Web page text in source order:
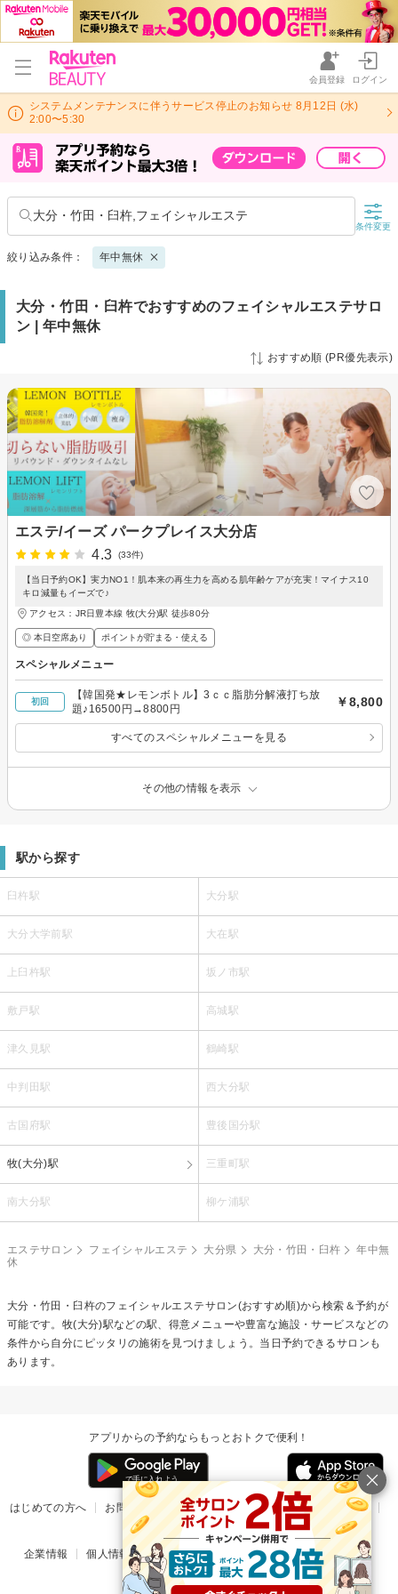
会員登録 ログイン
システムメンテナンスに伴うサービス停止のお知らせ 8月12日 (水)
2:00〜5:30
大分・竹田・臼杵,フェイシャルエステ
条件変更
絞り込み条件： 年中無休
大分・竹田・臼杵でおすすめのフェイシャルエステサロ
ン | 年中無休
おすすめ順 (PR優先表示)
エステ/イーズ パークプレイス大分店
4.3
(33件)
【当日予約OK】実力NO1！肌本来の再生力を高める肌年齢ケアが充実！マイナス10
キロ減量もイーズで♪
アクセス：JR日豊本線 牧(大分)駅 徒歩80分
◎ 本日空席あり ポイントが貯まる・使える
スペシャルメニュー
初回
【韓国発★レモンボトル】3ｃｃ脂肪分解液打ち放
題♪16500円→8800円
￥8,800
すべてのスペシャルメニューを見る
その他の情報を表示
駅から探す
臼杵駅 大分駅
大分大学前駅 大在駅
上臼杵駅 坂ノ市駅
敷戸駅 高城駅
津久見駅 鶴崎駅
中判田駅 西大分駅
古国府駅 豊後国分駅
牧(大分)駅 三重町駅
南大分駅 柳ケ浦駅
エステサロン フェイシャルエステ 大分県 大分・竹田・臼杵
年中無
休
大分・竹田・臼杵のフェイシャルエステサロン(おすすめ順)から検索＆予約が
可能です。牧(大分)駅などの駅、得意メニューや豊富な施設・サービスなどの
条件から自分にピッタリの施術を見つけましょう。当日予約できるサロンも
あります。
アプリからの予約ならもっとおトクで便利！
はじめての方へ お問い合わせ ヘルプ リリース情報
利用規約
掲載ご希望のサロン様
企業情報 個人情報保護方針 楽天のサービス一覧 アプリ一覧
© Rakuten Group, Inc.